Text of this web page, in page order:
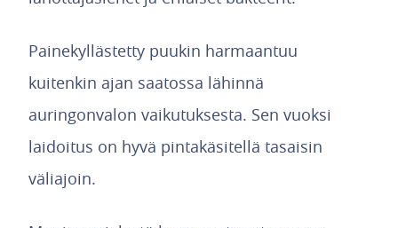
Painekyllästetty puukin harmaantuu
kuitenkin ajan saatossa lähinnä
auringonvalon vaikutuksesta. Sen vuoksi
laidoitus on hyvä pintakäsitellä tasaisin
väliajoin.